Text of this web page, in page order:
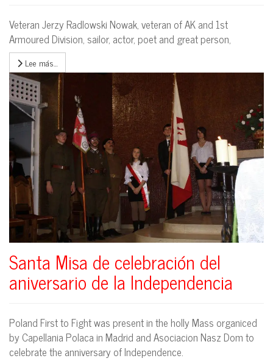
Veteran Jerzy Radlowski Nowak, veteran of AK and 1st
Armoured Division, sailor, actor, poet and great person,
Lee más…
Santa Misa de celebración del
aniversario de la Independencia
Poland First to Fight was present in the holly Mass organiced
by Capellania Polaca in Madrid and Asociacion Nasz Dom to
celebrate the anniversary of Independence.